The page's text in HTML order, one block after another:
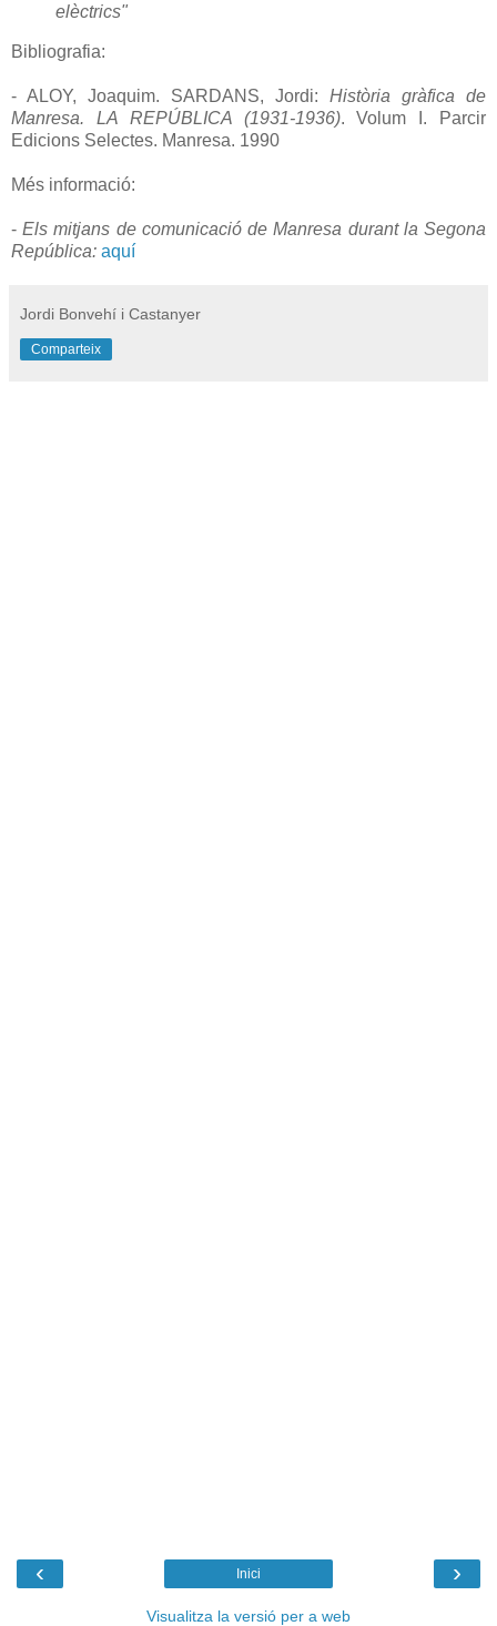
elèctrics"
Bibliografia:
- ALOY, Joaquim. SARDANS, Jordi: Història gràfica de
Manresa. LA REPÚBLICA (1931-1936). Volum I. Parcir
Edicions Selectes. Manresa. 1990
Més informació:
-Els mitjans de comunicació de Manresa durant la Segona
República: aquí
Jordi Bonvehí i Castanyer
Comparteix
‹ ›
Inici
Visualitza la versió per a web